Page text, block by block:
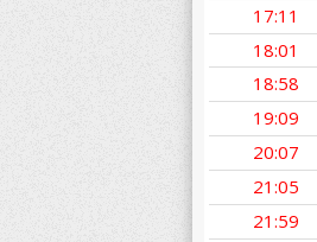
17:11
18:01
18:58
19:09
20:07
21:05
21:59